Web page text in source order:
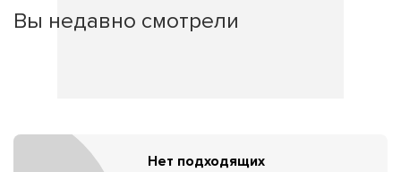
Вы недавно смотрели
Нет подходящих